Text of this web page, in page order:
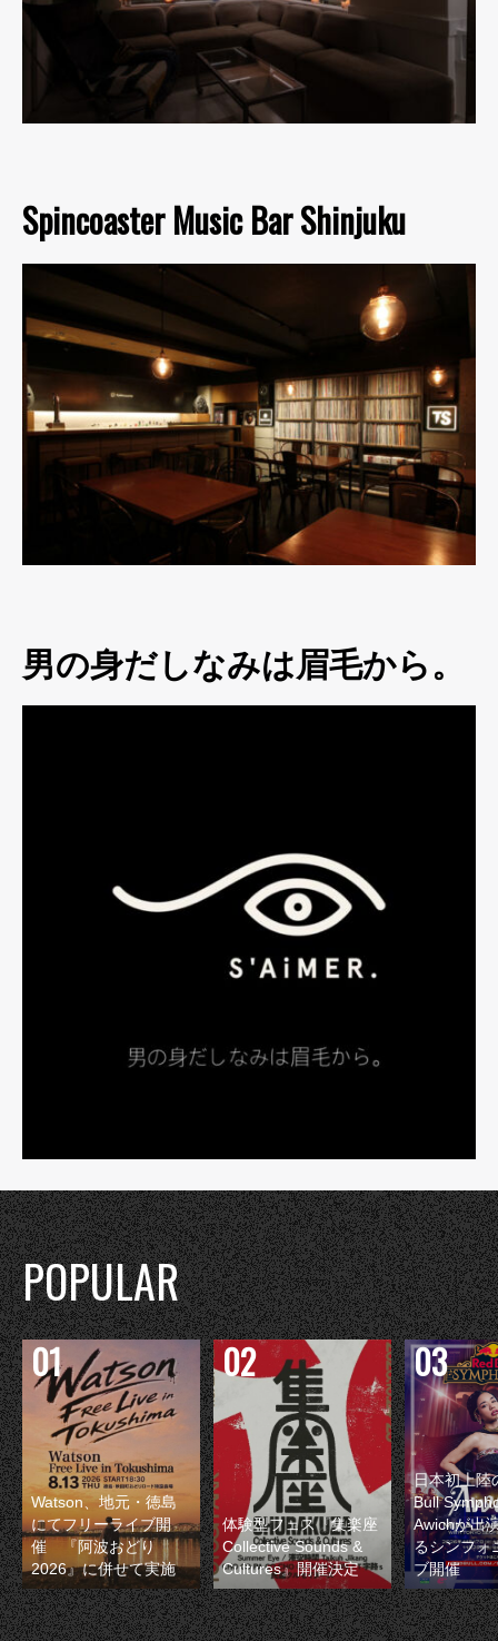
Spincoaster Music Bar Shinjuku
男の身だしなみは眉毛から。
POPULAR
Watson、地元・徳島
にてフリーライブ開
催 『阿波おどり
2026』に併せて実施
体験型フェス『集楽座
Collective Sounds &
Cultures』開催決定
日本初上陸
Bull
Awichが出
るシンフォ
ブ開催